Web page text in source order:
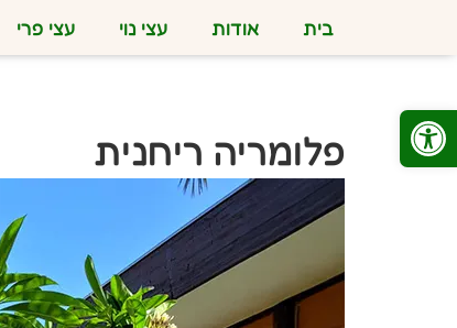
פתח סרגל נגישות
בית אודות עצי נוי עצי פרי
פלומריה ריחנית